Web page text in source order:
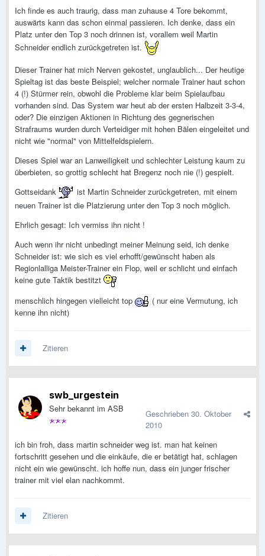
Ich finde es auch traurig, dass man zuhause 4 Tore bekommt,
auswärts kann das schon einmal passieren. Ich denke, dass ein
Platz unter den Top 3 noch drinnen ist, vorallem weil Martin
Schneider endlich zurückgetreten ist.
Dieser Trainer hat mich Nerven gekostet, unglaublich... Der heutige
Spieltag ist das beste Beispiel; welcher normale Trainer haut schon
4 (!) Stürmer rein, obwohl die Probleme klar beim Spielaufbau
vorhanden sind. Das System war heut ab der ersten Halbzeit 3-3-4,
oder? Die einzigen Aktionen in Richtung des gegnerischen
Strafraums wurden durch Verteidiger mit hohen Bälen eingeleitet und
nicht wie "normal" von Mittelfeldspielern.
Dieses Spiel war an Lanweiligkeit und schlechter Leistung kaum zu
überbieten, so grottig schlecht hat Bregenz noch nie (!) gespielt.
Gottseidank
ist Martin Schneider zurückgetreten, mit einem
neuen Trainer ist die Platzierung unter den Top 3 noch möglich.
Ehrlich gesagt: Ich vermiss ihn nicht !
Auch wenn ihr nicht unbedingt meiner Meinung seid, ich denke
Schneider ist: wie sich es viel erhofft/gewünscht haben als
Regionlalliga Meister-Trainer ein Flop, weil er schlicht und einfach
keine gute Taktik bestitzt
menschlich hingegen vielleicht top
( nur eine Vermutung, ich
kenne ihn nicht)
Zitieren
swb_urgestein
Sehr bekannt im ASB Geschrieben 30. Oktober
2010
ich bin froh, dass martin schneider weg ist. man hat keinen
fortschritt gesehen und die einkäufe, die er betätigt hat, schlagen
nicht ein wie gewünscht. ich hoffe nun, dass ein junger frischer
trainer mit viel elan nachkommt.
Zitieren